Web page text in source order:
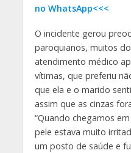
no WhatsApp<<<
O incidente gerou
paroquianos, muitos
atendimento médico
vítimas, que preferiu
que ela e o marido
assim que as cinzas
“Quando chegamos
pele estava muito
um posto de saúde e